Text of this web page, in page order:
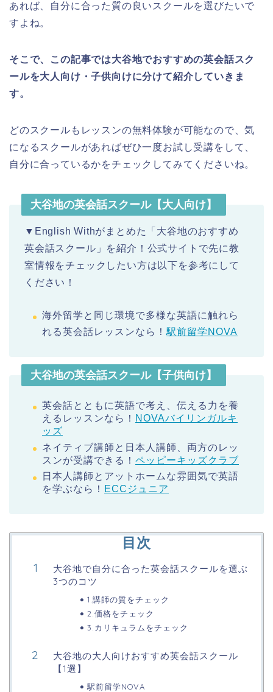
あれば、自分に合った質の良いスクールを選びたいで
すよね。
そこで、この記事では大谷地でおすすめの英会話スク
ールを大人向け・子供向けに分けて紹介していきま
す。
どのスクールもレッスンの無料体験が可能なので、気
になるスクールがあればぜひ一度お試し受講をして、
自分に合っているかをチェックしてみてくださいね。
大谷地の英会話スクール【大人向け】
▼English Withがまとめた「大谷地のおすすめ
英会話スクール」を紹介！公式サイトで先に教
室情報をチェックしたい方は以下を参考にして
ください！
海外留学と同じ環境で多様な英語に触れら
れる英会話レッスンなら！ 駅前留学NOVA
大谷地の英会話スクール【子供向け】
英会話とともに英語で考え、伝える力を養
えるレッスンなら！ NOVAバイリンガルキ
ッズ
ネイティブ講師と日本人講師、両方のレッ
スンが受講できる！ ペッピーキッズクラブ
日本人講師とアットホームな雰囲気で英語
を学ぶなら！ ECCジュニア
目次
大谷地で自分に合った英会話スクールを選ぶ
3つのコツ
1.講師の質をチェック
2.価格をチェック
3.カリキュラムをチェック
大谷地の大人向けおすすめ英会話スクール
【1選】
駅前留学NOVA